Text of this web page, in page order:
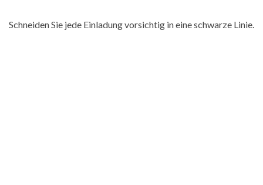
Schneiden Sie jede Einladung vorsichtig in eine schwarze Linie.